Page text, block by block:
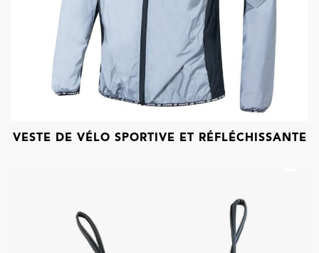
VESTE DE VÉLO SPORTIVE ET RÉFLÉCHISSANTE